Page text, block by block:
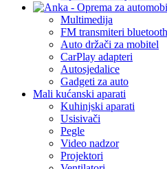
Multimedija
FM transmiteri bluetooth
Auto držači za mobitel
CarPlay adapteri
Autosjedalice
Gadgeti za auto
Mali kućanski aparati
Kuhinjski aparati
Usisivači
Pegle
Video nadzor
Projektori